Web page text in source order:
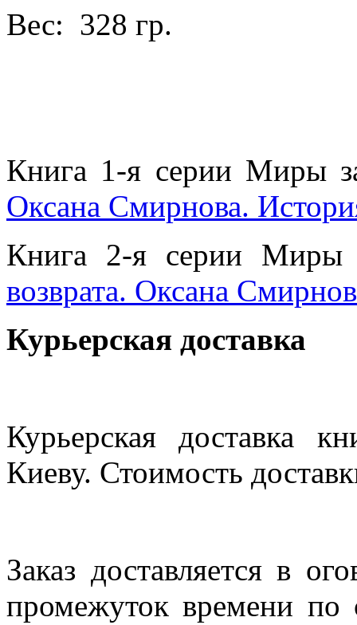
Вес: 328 гр.
Книга 1-я серии Миры
Оксана Смирнова.
Книга 2-я серии
возврата. Оксана
Курьерская доставка
Курьерская доставка
Киеву. Стоимость
Заказ доставляется в
промежуток времени по